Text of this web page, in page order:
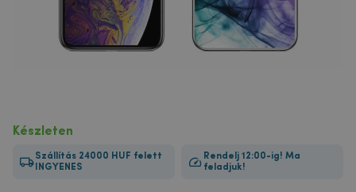
Készleten
Szállítás 24000 HUF felett
INGYENES
Rendelj 12:00-ig! Ma
feladjuk!